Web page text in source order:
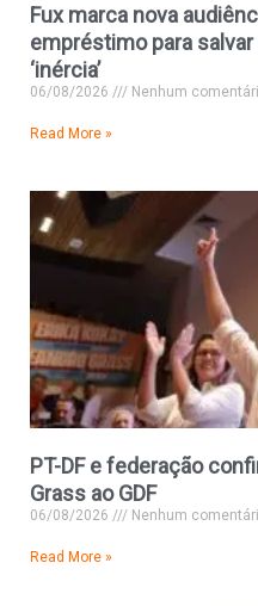
Fux marca nova
empréstimo para salvar
‘inércia’
06/08/2026 Nenhum
Read More »
PT-DF e federação
Grass ao GDF
06/08/2026 Nenhum
Read More »